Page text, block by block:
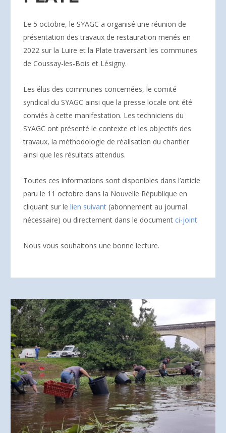
Le 5 octobre, le SYAGC a organisé une réunion de
présentation des travaux de restauration menés en
2022 sur la Luire et la Plate traversant les communes
de Coussay-les-Bois et Lésigny.
Les élus des communes concernées, le comité
syndical du SYAGC ainsi que la presse locale ont été
conviés à cette manifestation. Les techniciens du
SYAGC ont présenté le contexte et les objectifs des
travaux, la méthodologie de réalisation du chantier
ainsi que les résultats attendus.
Toutes ces informations sont disponibles dans l’article
paru le 11 octobre dans la Nouvelle République en
cliquant sur le lien suivant (abonnement au journal
nécessaire) ou directement dans le document ci-joint.
Nous vous souhaitons une bonne lecture.